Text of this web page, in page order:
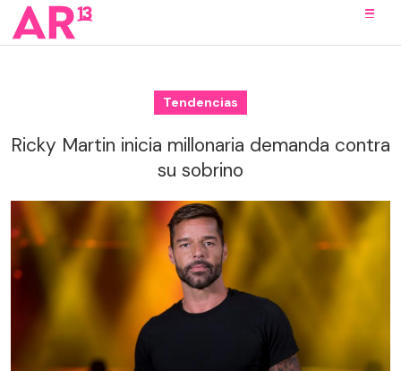
Tendencias
Ricky Martin inicia millonaria demanda contra
su sobrino